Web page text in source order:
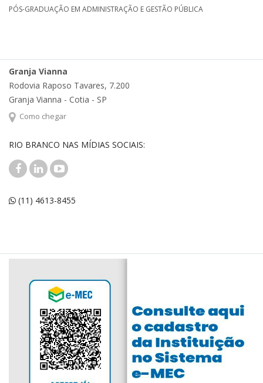
PÓS-GRADUAÇÃO EM ADMINISTRAÇÃO E GESTÃO PÚBLICA
Granja Vianna
Rodovia Raposo Tavares, 7.200
Granja Vianna - Cotia - SP
Como chegar
RIO BRANCO NAS MÍDIAS SOCIAIS:
(11) 4613-8455